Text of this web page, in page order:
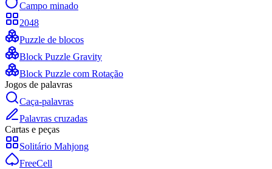
Campo minado
2048
Puzzle de blocos
Block Puzzle Gravity
Block Puzzle com Rotação
Jogos de palavras
Caça-palavras
Palavras cruzadas
Cartas e peças
Solitário Mahjong
FreeCell